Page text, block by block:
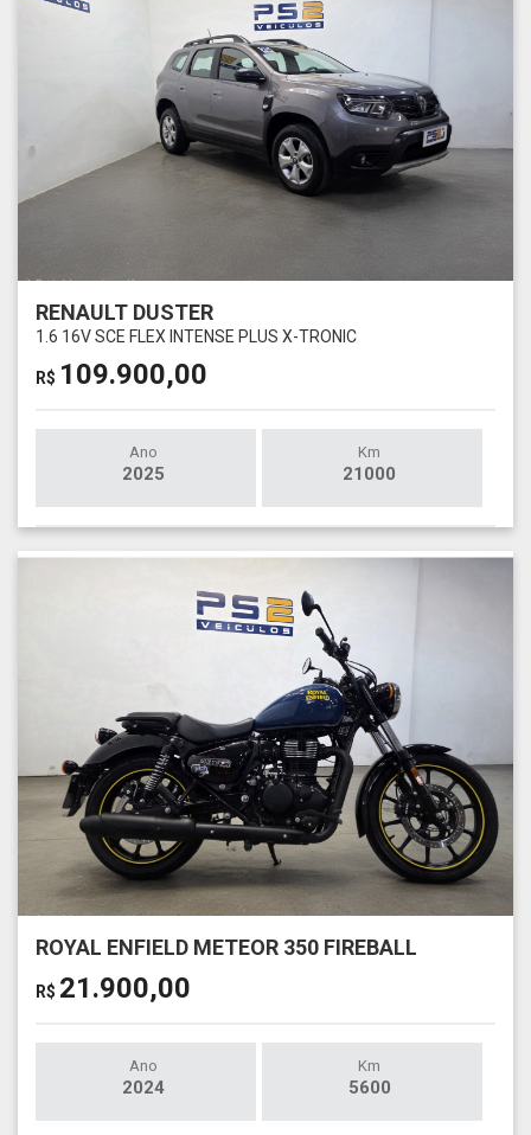
RENAULT DUSTER
1.6 16V SCE FLEX INTENSE PLUS X-TRONIC
R$ 109.900,00
Ano
2025
Km
21000
ROYAL ENFIELD METEOR 350 FIREBALL
R$ 21.900,00
Ano
2024
Km
5600